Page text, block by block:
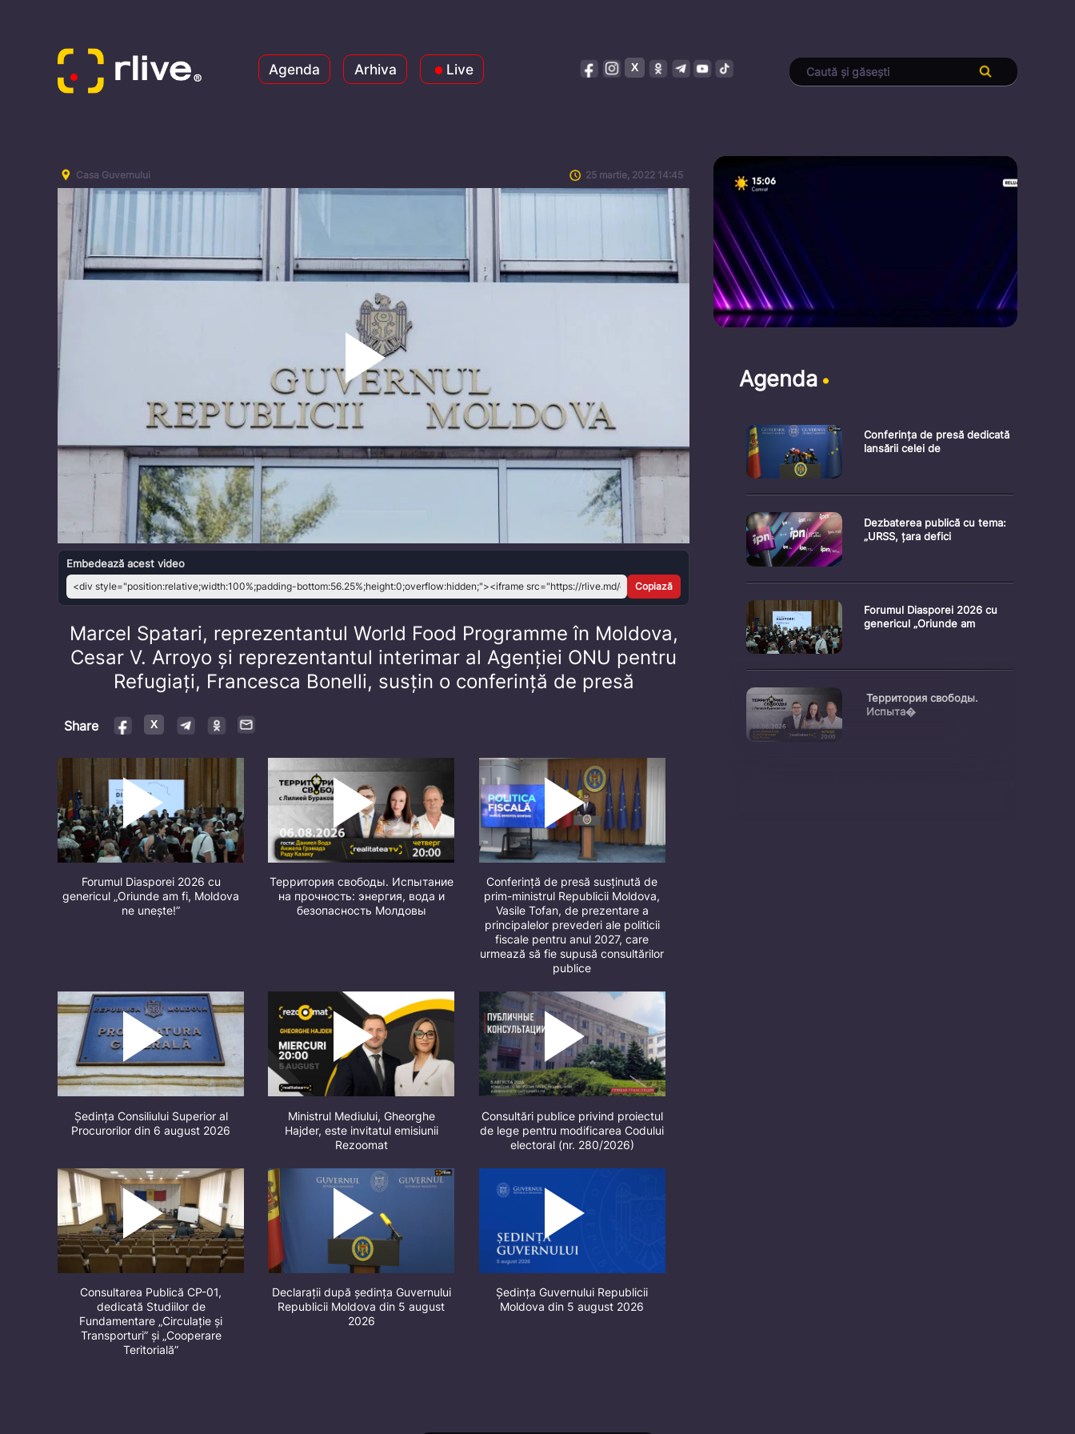
Agenda Arhiva Live
Casa Guvernului 25 martie, 2022 14:45
Play
Video
Embedează acest video
Copiază
Marcel Spatari, reprezentantul World Food Programme în Moldova,
Cesar V. Arroyo și reprezentantul interimar al Agenției ONU pentru
Refugiați, Francesca Bonelli, susțin o conferință de presă
Share
Forumul Diasporei 2026 cu
genericul „Oriunde am fi, Moldova
ne unește!”
Территория свободы. Испытание
на прочность: энергия, вода и
безопасность Молдовы
Conferință de presă susținută de
prim-ministrul Republicii Moldova,
Vasile Tofan, de prezentare a
principalelor prevederi ale politicii
fiscale pentru anul 2027, care
urmează să fie supusă consultărilor
publice
Ședința Consiliului Superior al
Procurorilor din 6 august 2026
Ministrul Mediului, Gheorghe
Hajder, este invitatul emisiunii
Rezoomat
Consultări publice privind proiectul
de lege pentru modificarea Codului
electoral (nr. 280/2026)
Consultarea Publică CP-01,
dedicată Studiilor de
Fundamentare „Circulație și
Transporturi” și „Cooperare
Teritorială”
Declarații după ședința Guvernului
Republicii Moldova din 5 august
2026
Ședința Guvernului Republicii
Moldova din 5 august 2026
Agenda
Conferința de presă dedicată
lansării celei de
Dezbaterea publică cu tema:
„URSS, țara defici
Forumul Diasporei 2026 cu
genericul „Oriunde am
Территория свободы.
Испыта�